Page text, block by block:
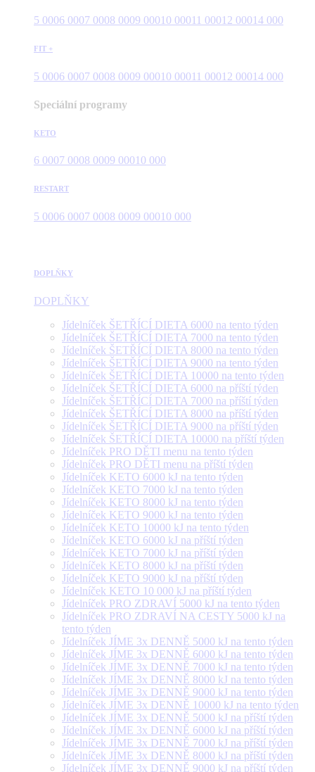
5 0006 0007 0008 0009 00010 00011 00012 00014 000
FIT +
5 0006 0007 0008 0009 00010 00011 00012 00014 000
Speciální programy
KETO
6 0007 0008 0009 00010 000
RESTART
5 0006 0007 0008 0009 00010 000
DOPLŇKY
DOPLŇKY
Jídelníček ŠETŘÍCÍ DIETA 6000 na tento týden
Jídelníček ŠETŘÍCÍ DIETA 7000 na tento týden
Jídelníček ŠETŘÍCÍ DIETA 8000 na tento týden
Jídelníček ŠETŘÍCÍ DIETA 9000 na tento týden
Jídelníček ŠETŘÍCÍ DIETA 10000 na tento týden
Jídelníček ŠETŘÍCÍ DIETA 6000 na příští týden
Jídelníček ŠETŘÍCÍ DIETA 7000 na příští týden
Jídelníček ŠETŘÍCÍ DIETA 8000 na příští týden
Jídelníček ŠETŘÍCÍ DIETA 9000 na příští týden
Jídelníček ŠETŘÍCÍ DIETA 10000 na příští týden
Jídelníček PRO DĚTI menu na tento týden
Jídelníček PRO DĚTI menu na příští týden
Jídelníček KETO 6000 kJ na tento týden
Jídelníček KETO 7000 kJ na tento týden
Jídelníček KETO 8000 kJ na tento týden
Jídelníček KETO 9000 kJ na tento týden
Jídelníček KETO 10000 kJ na tento týden
Jídelníček KETO 6000 kJ na příští týden
Jídelníček KETO 7000 kJ na příští týden
Jídelníček KETO 8000 kJ na příští týden
Jídelníček KETO 9000 kJ na příští týden
Jídelníček KETO 10 000 kJ na příští týden
Jídelníček PRO ZDRAVÍ 5000 kJ na tento týden
Jídelníček PRO ZDRAVÍ NA CESTY 5000 kJ na
tento týden
Jídelníček JÍME 3x DENNĚ 5000 kJ na tento týden
Jídelníček JÍME 3x DENNĚ 6000 kJ na tento týden
Jídelníček JÍME 3x DENNĚ 7000 kJ na tento týden
Jídelníček JÍME 3x DENNĚ 8000 kJ na tento týden
Jídelníček JÍME 3x DENNĚ 9000 kJ na tento týden
Jídelníček JÍME 3x DENNĚ 10000 kJ na tento týden
Jídelníček JÍME 3x DENNĚ 5000 kJ na příští týden
Jídelníček JÍME 3x DENNĚ 6000 kJ na příští týden
Jídelníček JÍME 3x DENNĚ 7000 kJ na příští týden
Jídelníček JÍME 3x DENNĚ 8000 kJ na příští týden
Jídelníček JÍME 3x DENNĚ 9000 kJ na příští týden